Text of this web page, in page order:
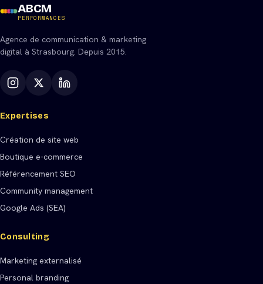
ABCM
PERFORMANCES
Agence de communication & marketing
digital à Strasbourg. Depuis 2015.
Expertises
Création de site web
Boutique e-commerce
Référencement SEO
Community management
Google Ads (SEA)
Consulting
Marketing externalisé
Personal branding